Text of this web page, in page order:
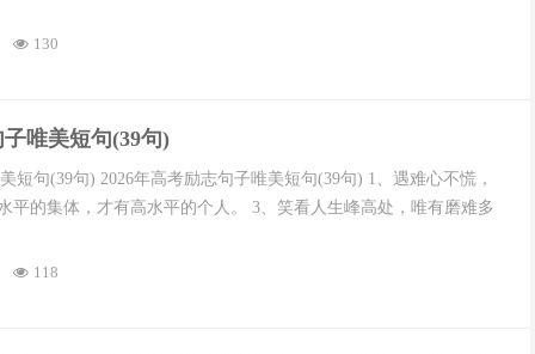
130
唯美短句(39句)
短句(39句) 2026年高考励志句子唯美短句(39句) 1、遇难心不慌，
平的集体，才有高水平的个人。 3、笑看人生峰高处，唯有磨难多
118